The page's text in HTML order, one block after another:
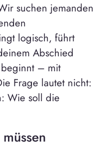
suchen jemanden
logisch, führt
Abschied
– mit
Frage lautet nicht:
Wie soll die